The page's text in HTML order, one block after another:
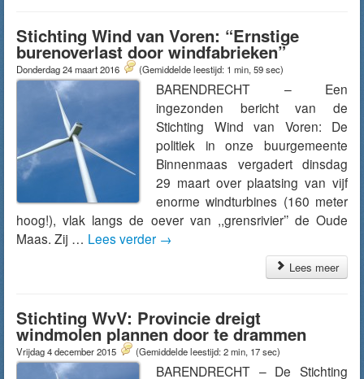
Stichting Wind van Voren: “Ernstige
burenoverlast door windfabrieken”
Donderdag 24 maart 2016 (Gemiddelde leestijd: 1 min, 59 sec)
BARENDRECHT – Een
ingezonden bericht van de
Stichting Wind van Voren: De
politiek in onze buurgemeente
Binnenmaas vergadert dinsdag
29 maart over plaatsing van vijf
enorme windturbines (160 meter
hoog!), vlak langs de oever van ,,grensrivier’’ de Oude
Maas. Zij … Lees verder →
Lees meer
Stichting WvV: Provincie dreigt
windmolen plannen door te drammen
Vrijdag 4 december 2015 (Gemiddelde leestijd: 2 min, 17 sec)
BARENDRECHT – De Stichting